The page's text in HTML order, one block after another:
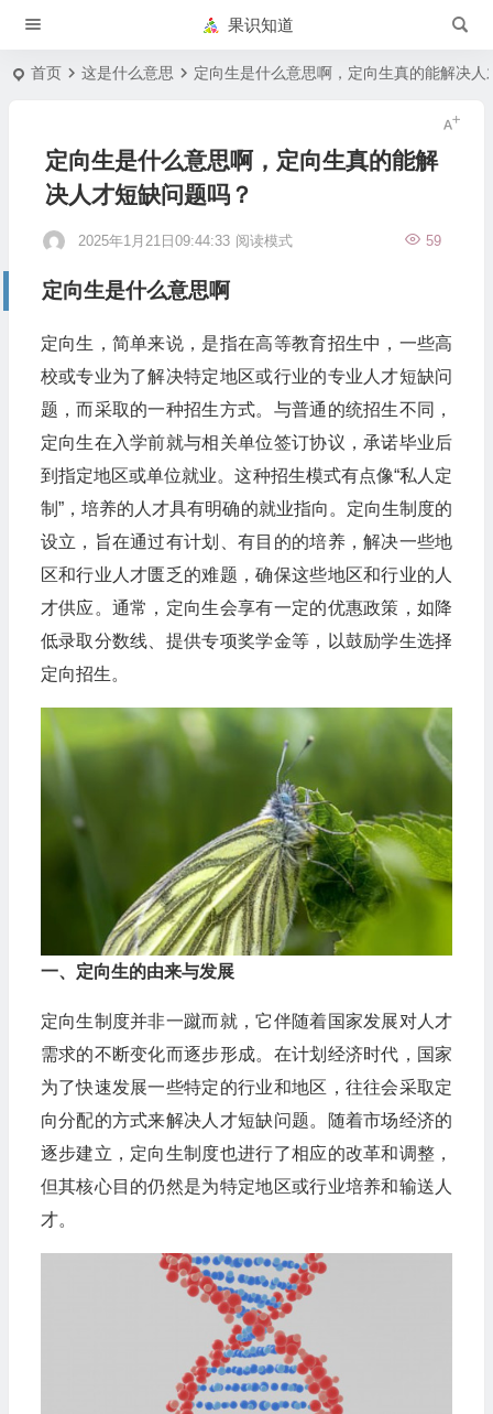
果识知道
首页 这是什么意思 定向生是什么意思啊，定向生真的能解决人
定向生是什么意思啊，定向生真的能解
决人才短缺问题吗？
2025年1月21日09:44:33 59
阅读模式
定向生是什么意思啊
定向生，简单来说，是指在高等教育招生中，一些高
校或专业为了解决特定地区或行业的专业人才短缺问
题，而采取的一种招生方式。与普通的统招生不同，
定向生在入学前就与相关单位签订协议，承诺毕业后
到指定地区或单位就业。这种招生模式有点像“私人定
制”，培养的人才具有明确的就业指向。定向生制度的
设立，旨在通过有计划、有目的的培养，解决一些地
区和行业人才匮乏的难题，确保这些地区和行业的人
才供应。通常，定向生会享有一定的优惠政策，如降
低录取分数线、提供专项奖学金等，以鼓励学生选择
定向招生。
一、定向生的由来与发展
定向生制度并非一蹴而就，它伴随着国家发展对人才
需求的不断变化而逐步形成。在计划经济时代，国家
为了快速发展一些特定的行业和地区，往往会采取定
向分配的方式来解决人才短缺问题。随着市场经济的
逐步建立，定向生制度也进行了相应的改革和调整，
但其核心目的仍然是为特定地区或行业培养和输送人
才。